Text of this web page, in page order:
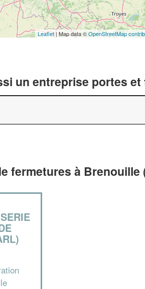
Leaflet| Map data ©OpenStreetMap
un entreprise portes
fermetures à Brenouille